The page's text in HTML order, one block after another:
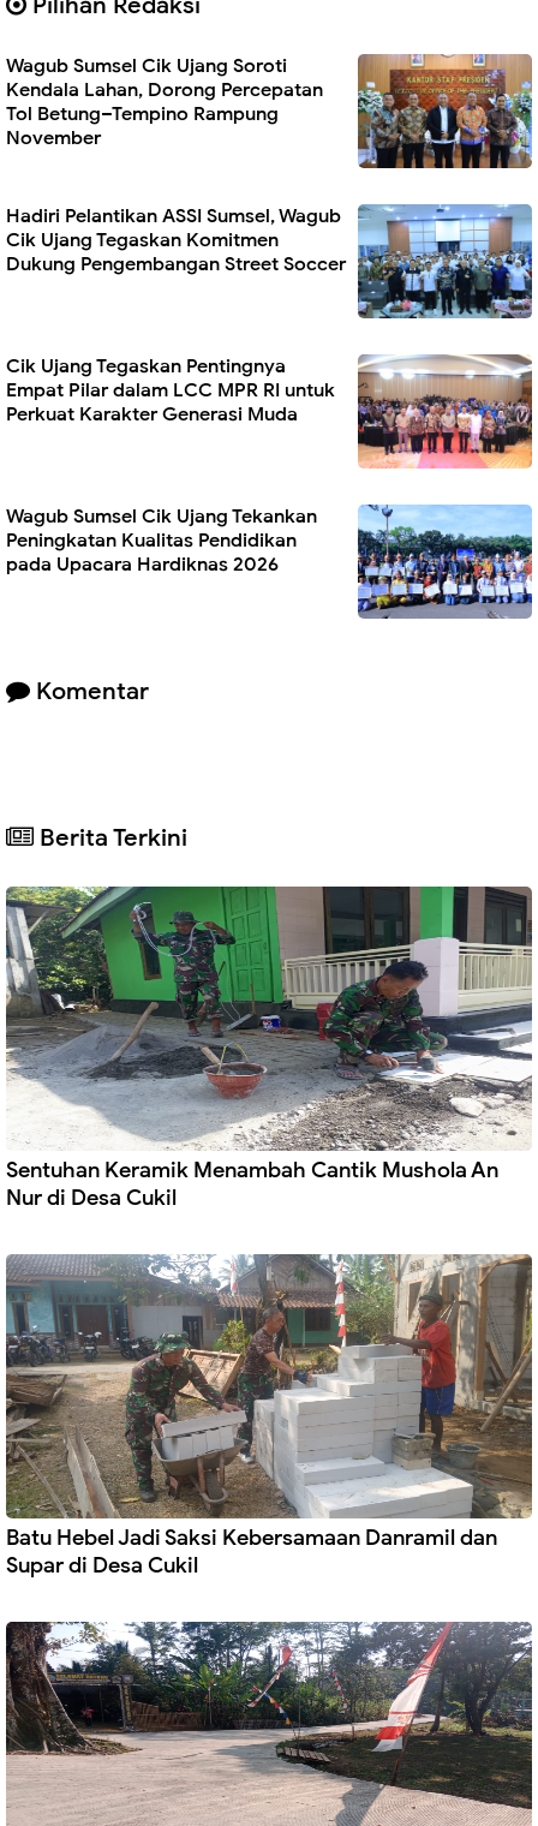
Wagub Sumsel Cik Ujang Soroti
Kendala Lahan, Dorong Percepatan
Tol Betung–Tempino Rampung
November
Hadiri Pelantikan ASSI Sumsel, Wagub
Cik Ujang Tegaskan Komitmen
Dukung Pengembangan Street Soccer
Cik Ujang Tegaskan Pentingnya
Empat Pilar dalam LCC MPR RI untuk
Perkuat Karakter Generasi Muda
Wagub Sumsel Cik Ujang Tekankan
Peningkatan Kualitas Pendidikan
pada Upacara Hardiknas 2026
Komentar
Berita Terkini
Sentuhan Keramik Menambah Cantik Mushola An
Nur di Desa Cukil
Batu Hebel Jadi Saksi Kebersamaan Danramil dan
Supar di Desa Cukil